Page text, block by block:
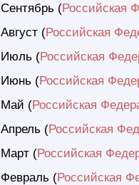
Сентябрь (Российская
Август (Российская
Июль (Российская
Июнь (Российская
Май (Российская
Апрель (Российская
Март (Российская
Февраль (Российская